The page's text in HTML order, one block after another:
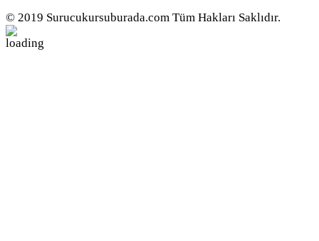
© 2019 Surucukursuburada.com Tüm Hakları Saklıdır.